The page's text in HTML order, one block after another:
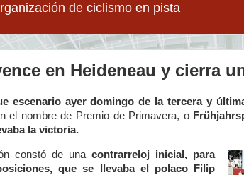
de ciclismo en pista
en Heideneau y cierra
escenario ayer domingo de la tercera y
el nombre de Premio de Primavera, o
la victoria.
constó de unacontrarreloj inicial, para
que se llevaba el polaco Filip